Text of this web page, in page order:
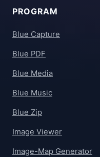
PROGRAM
Blue Capture
Blue PDF
Blue Media
Blue Music
Blue Zip
Image Viewer
Image-Map Generator